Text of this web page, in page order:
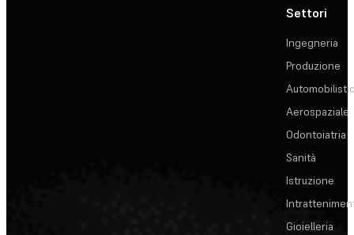
Settori
Ingegneria
Produzione
Aerospaziale
Odontoiatria
Sanità
Istruzione
Gioielleria